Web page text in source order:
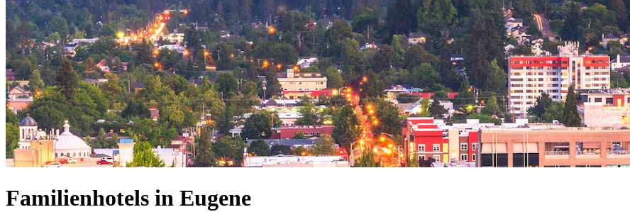
Familienhotels in Eugene